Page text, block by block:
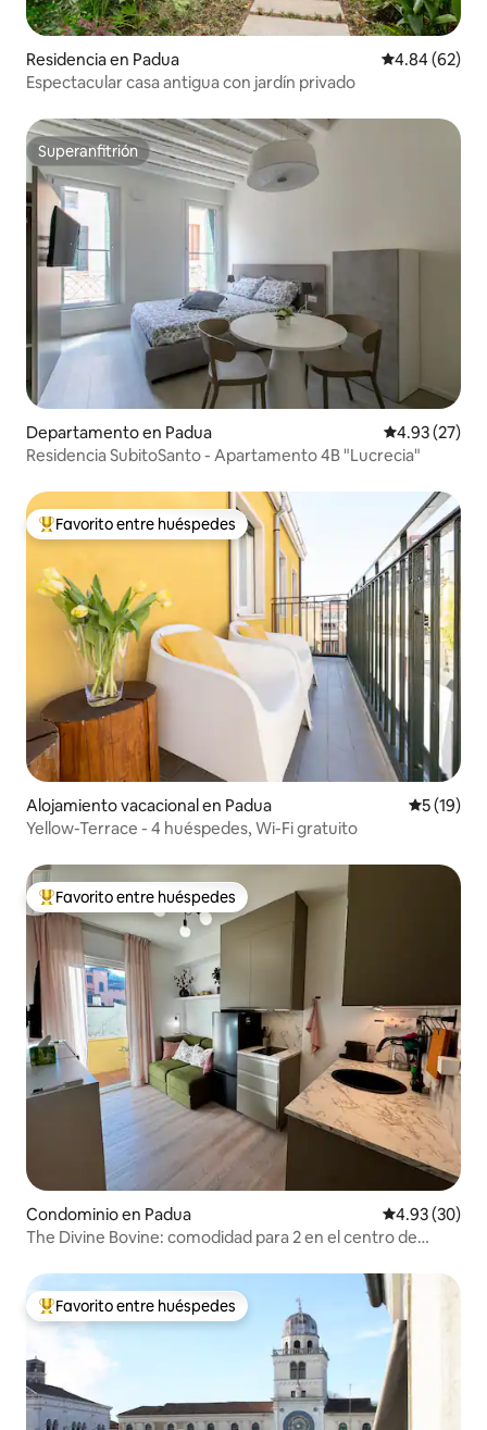
Residencia en Padua Calificación
4.84 (62)
Espectacular casa antigua con jardín privado
Superanfitrión
Superanfitrión
Departamento en Padua Calificación
4.93 (27)
Residencia SubitoSanto - Apartamento 4B "Lucrecia"
De los mejores en Favorito entre huéspedes
Favorito entre huéspedes
Alojamiento vacacional en Padua
5 (19)
Yellow-Terrace - 4 huéspedes, Wi-Fi gratuito
De los mejores en Favorito entre huéspedes
Favorito entre huéspedes
Condominio en Padua Calificación
4.93 (30)
The Divine Bovine: comodidad para 2 en el centro de
De los mejores en Favorito entre huéspedes
Favorito entre huéspedes